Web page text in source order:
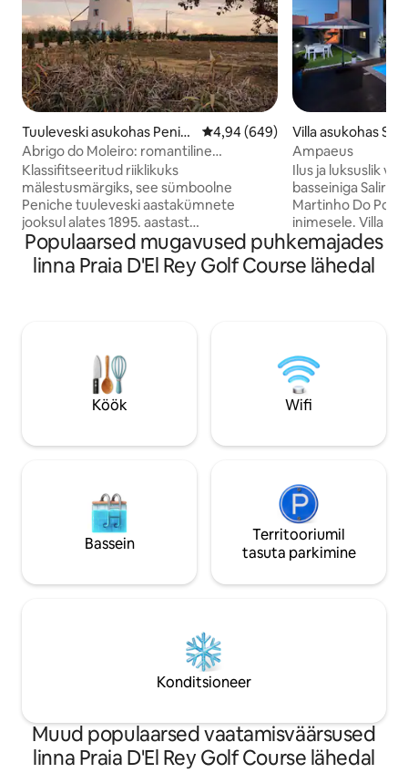
Tuuleveski asukohas Penic
he
Keskmine hinnang 4,94/5, 649
4,94 (649)
Abrigo do Moleiro: romantiline
tuuleveski aastast 1895
Klassifitseeritud riiklikuks
mälestusmärgiks, see sümboolne
Peniche tuuleveski aastakümnete
jooksul alates 1895. aastast
põllumajanduslikuks ja tööstuslikuks
kasutamiseks. Praegu täielikult
renoveeritud ja tuntud kui “Abrigo do
pakutakse külalistele ka uksele
toimetatud hommikusööki. Ideaalne
koht neile, kes soovivad teistsugust
Villa asukohas
Ampaeus
Ilus ja luksuslik
basseiniga Salir
Martinho Do
inimesele. Villa
restoranide ja
supermarketite
The Dunes
palju privaatsust,
kruusa ja puud,
Populaarsed mugavused puhkemajades
linna Praia D'El Rey Golf Course lähedal
Köök Wifi
Bassein
Territooriumil
tasuta parkimine
Konditsioneer
Muud populaarsed vaatamisväärsused
linna Praia D'El Rey Golf Course lähedal